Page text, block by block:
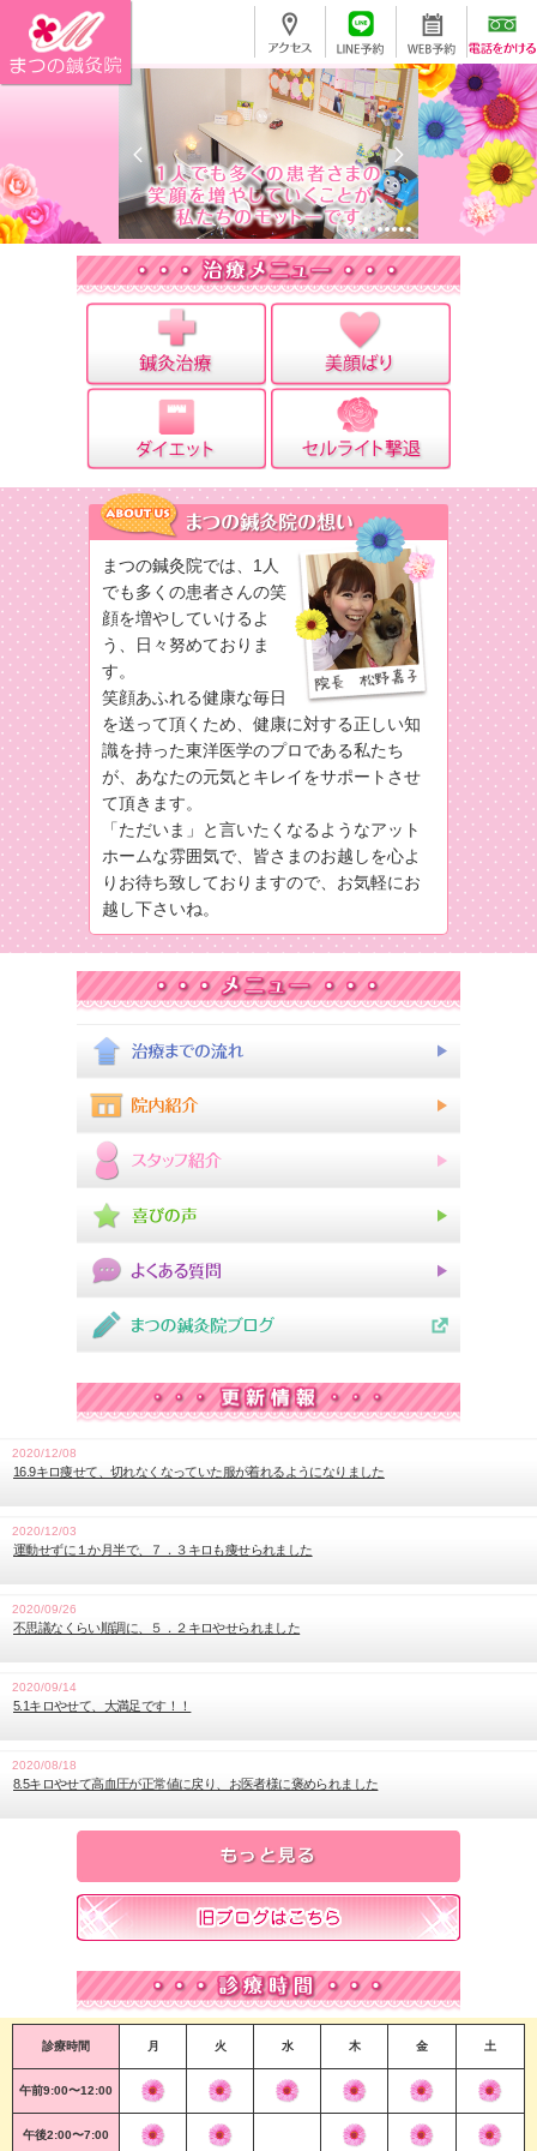
まつの鍼灸院では、1人
でも多くの患者さんの笑
顔を増やしていけるよ
う、日々努めておりま
す。
笑顔あふれる健康な毎日
を送って頂くため、健康に対する正しい知
識を持った東洋医学のプロである私たち
が、あなたの元気とキレイをサポートさせ
て頂きます。
「ただいま」と言いたくなるようなアット
ホームな雰囲気で、皆さまのお越しを心よ
りお待ち致しておりますので、お気軽にお
越し下さいね。
2020/12/08
16.9キロ痩せて、切れなくなっていた服が着れるようになりました
2020/12/03
運動せずに１か月半で、７．３キロも痩せられました
2020/09/26
不思議なくらい順調に、５．２キロやせられました
2020/09/14
5.1キロやせて、大満足です！！
2020/08/18
8.5キロやせて高血圧が正常値に戻り、お医者様に褒められました
診療時間 月 火 水 木 金 土
午前9:00〜12:00
午後2:00〜7:00